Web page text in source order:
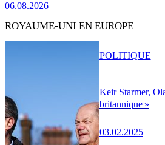
06.08.2026
ROYAUME-UNI EN EUROPE
Keir Starmer,
britannique »
03.02.2025
POLITIQUE